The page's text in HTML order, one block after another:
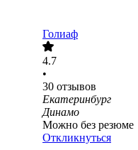
Голиаф
4.7
•
30 отзывов
Екатеринбург
Динамо
Можно без резюме
Откликнуться